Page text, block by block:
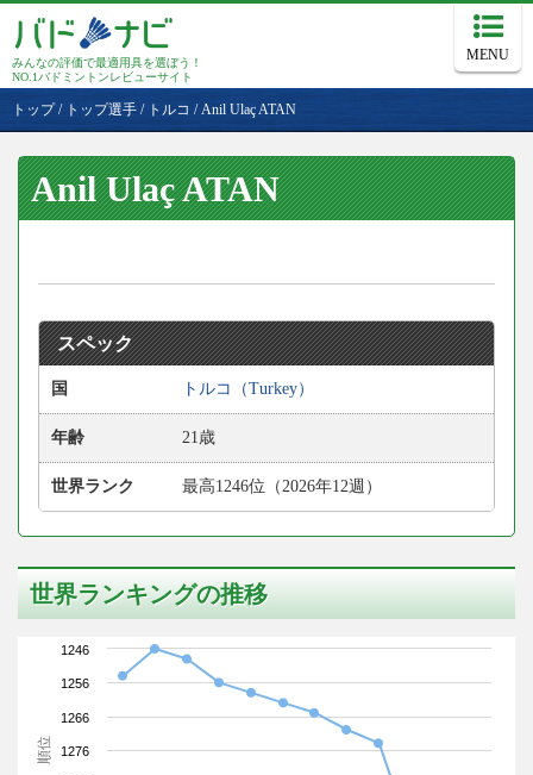
みんなの評価で最適用具を選ぼう！
NO.1バドミントンレビューサイト
MENU
トップ/ トップ選手 / トルコ / Anil Ulaç ATAN
Anil Ulaç ATAN
スペック
国 トルコ（Turkey）
年齢 21歳
世界ランク 最高1246位（2026年12週）
世界ランキングの推移
順位
1246
1256
1266
1276